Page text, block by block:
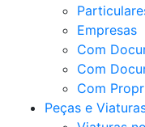
Empresas
Com
Com
Com
Peças e